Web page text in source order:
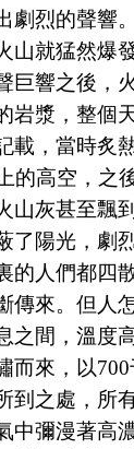
劇烈的聲響
山就猛然爆
巨響之後，
岩漿，整個
載，當時炙
的高空，之
山灰甚至飄
了陽光，劇
的人們都四
傳來。但人
之間，溫度
而來，以
到之處，所
中彌漫著高